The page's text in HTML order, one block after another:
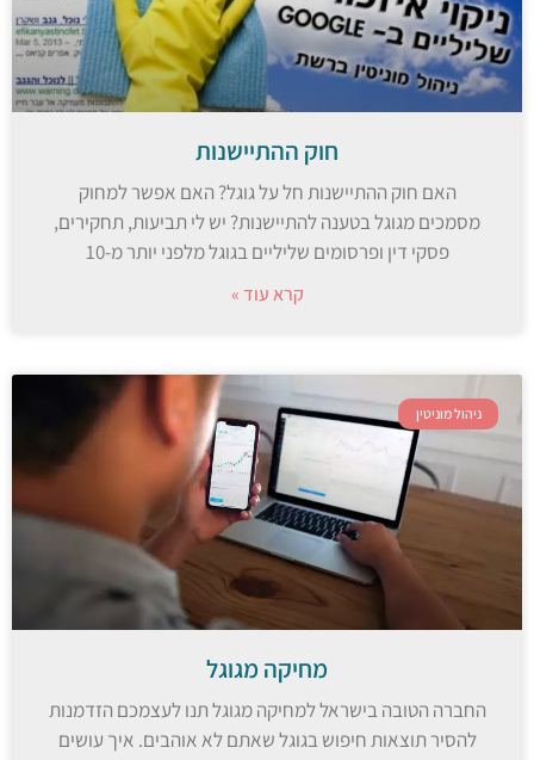
חוק ההתיישנות
האם חוק ההתיישנות חל על גוגל? האם אפשר למחוק
מסמכים מגוגל בטענה להתיישנות? יש לי תביעות, תחקירים,
פסקי דין ופרסומים שליליים בגוגל מלפני יותר מ-10
קרא עוד »
ניהול מוניטין
מחיקה מגוגל
החברה הטובה בישראל למחיקה מגוגל תנו לעצמכם הזדמנות
להסיר תוצאות חיפוש בגוגל שאתם לא אוהבים. איך עושים